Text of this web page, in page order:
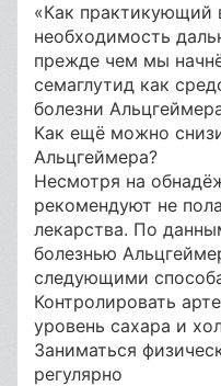
«Как практикующий
необходимость
прежде чем мы
семаглутид как
болезни
Как ещё можно
Альцгеймера?
Несмотря на
рекомендуют не
лекарства. По
болезнью
следующими
Контролировать
уровень сахара и
Заниматься
регулярно